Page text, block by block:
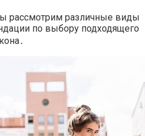
рассмотрим различные виды
по выбору подходящего